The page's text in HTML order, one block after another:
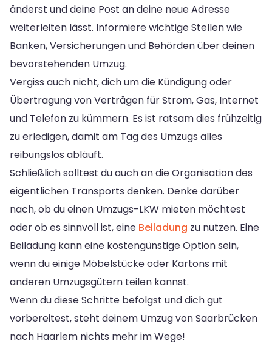
änderst und deine Post an deine neue Adresse
weiterleiten lässt. Informiere wichtige Stellen wie
Banken, Versicherungen und Behörden über deinen
bevorstehenden Umzug.
Vergiss auch nicht, dich um die Kündigung oder
Übertragung von Verträgen für Strom, Gas, Internet
und Telefon zu kümmern. Es ist ratsam dies frühzeitig
zu erledigen, damit am Tag des Umzugs alles
reibungslos abläuft.
Schließlich solltest du auch an die Organisation des
eigentlichen Transports denken. Denke darüber
nach, ob du einen Umzugs-LKW mieten möchtest
oder ob es sinnvoll ist, eine Beiladung zu nutzen. Eine
Beiladung kann eine kostengünstige Option sein,
wenn du einige Möbelstücke oder Kartons mit
anderen Umzugsgütern teilen kannst.
Wenn du diese Schritte befolgst und dich gut
vorbereitest, steht deinem Umzug von Saarbrücken
nach Haarlem nichts mehr im Wege!